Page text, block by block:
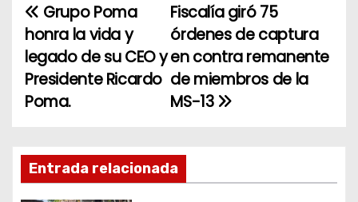
N
a
v
g
a
Fiscalía giró 75
órdenes de captura
en contra remanente
de miembros de la
MS-13
Grupo Poma
honra la vida y
legado de su CEO y
Presidente Ricardo
Poma.
Entrada relacionada